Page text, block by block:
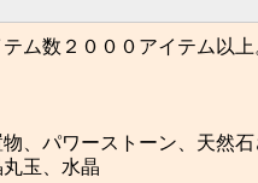
ム数２０００アイテム以
、パワーストーン、天然
玉、水晶